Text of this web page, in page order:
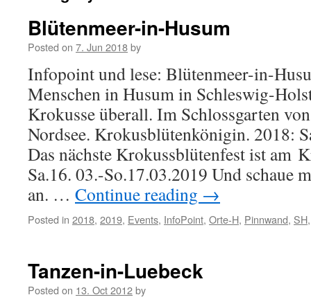
Blütenmeer-in-Husum
Posted on 7. Jun 2018by
Infopoint und lese: Blütenmeer-in-
Menschen in Husum in Schleswig-
Krokusse überall. Im Schlossgarten
Nordsee. Krokusblütenkönigin. 2018:
Das nächste Krokussblütenfest ist am
Sa.16. 03.-So.17.03.2019 Und schaue
an. … Continue reading →
Posted in 2018, 2019, Events, InfoPoint, Orte-H, Pinnwand, SH
Tanzen-in-Luebeck
Posted on 13. Oct 2012by